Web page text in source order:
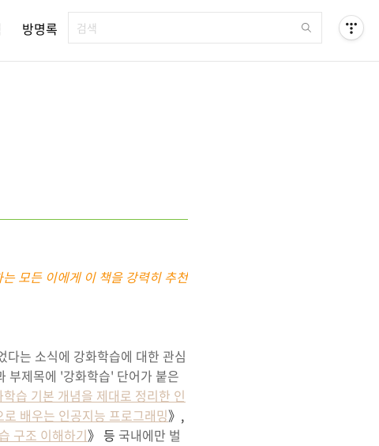
방명록
모든 이에게 이 책을 강력히 추천
는 소식에 강화학습에 대한 관심
부제목에 '강화학습' 단어가 붙은
학습 기본 개념을 제대로 정리한 인
배우는 인공지능 프로그래밍》,
구조 이해하기》 등 국내에만 벌